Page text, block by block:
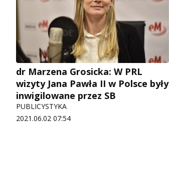
dr Marzena Grosicka: W PRL
wizyty Jana Pawła II w Polsce były
inwigilowane przez SB
PUBLICYSTYKA
2021.06.02 07:54